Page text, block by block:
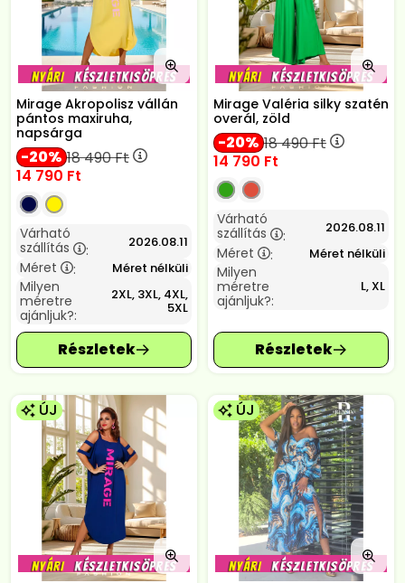
Mirage Akropolisz vállán
pántos maxiruha,
napsárga
20 18 490Ft
14 790 Ft
Várható
szállítás
: 2026.08.11
Méret : Méret nélküli
Milyen
méretre
ajánljuk?:
2XL, 3XL, 4XL,
5XL
Mirage Valéria silky szatén
overál, zöld
20 18 490Ft
14 790 Ft
Várható
szállítás
: 2026.08.11
Méret : Méret nélküli
Milyen
méretre
ajánljuk?:
L, XL
ÚJ ÚJ